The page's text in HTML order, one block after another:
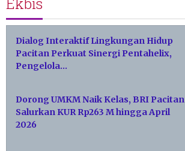
Dialog Interaktif Lingkungan Hidup
Pacitan Perkuat Sinergi Pentahelix,
Pengelola…
Dorong UMKM Naik Kelas, BRI Pacitan
Salurkan KUR Rp263 M hingga April
2026